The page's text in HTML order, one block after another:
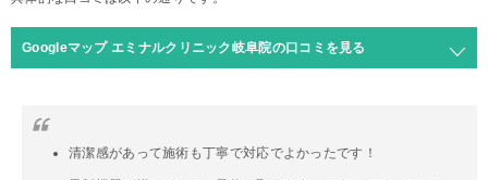
Googleマップ エミナルクリニック岐阜院の口コミを見る
清潔感があって施術も丁寧で対応でよかったです！